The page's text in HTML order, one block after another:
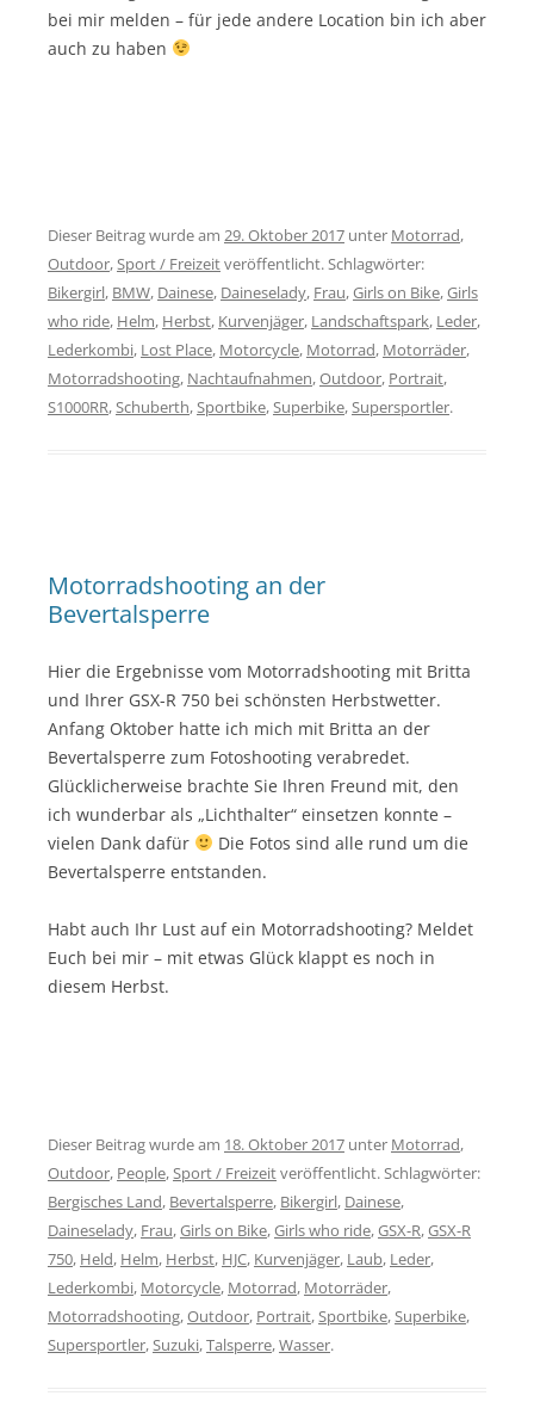
bei mir melden – für jede andere Location bin ich aber
auch zu haben
Dieser Beitrag wurde am 29. Oktober 2017unter Motorrad,
Outdoor,Sport / Freizeitveröffentlicht. Schlagwörter:
Bikergirl, BMW, Dainese, Daineselady, Frau,Girls on Bike,Girls
who ride, Helm, Herbst, Kurvenjäger, Landschaftspark, Leder,
Lederkombi, Lost Place, Motorcycle, Motorrad, Motorräder,
Motorradshooting, Nachtaufnahmen,Outdoor, Portrait,
S1000RR,Schuberth,Sportbike,Superbike,Supersportler.
Motorradshooting an der
Bevertalsperre
Hier die Ergebnisse vom Motorradshooting mit Britta
und Ihrer GSX-R 750 bei schönsten Herbstwetter.
Anfang Oktober hatte ich mich mit Britta an der
Bevertalsperre zum Fotoshooting verabredet.
Glücklicherweise brachte Sie Ihren Freund mit, den
ich wunderbar als „Lichthalter“ einsetzen konnte –
vielen Dank dafür
Die Fotos sind alle rund um die
Bevertalsperre entstanden.
Habt auch Ihr Lust auf ein Motorradshooting? Meldet
Euch bei mir – mit etwas Glück klappt es noch in
diesem Herbst.
Dieser Beitrag wurde am 18. Oktober 2017unter Motorrad,
Outdoor, People,Sport / Freizeitveröffentlicht. Schlagwörter:
Bergisches Land, Bevertalsperre, Bikergirl, Dainese,
Daineselady, Frau,Girls on Bike,Girls who ride,GSX-R,GSX-R
750, Held, Helm, Herbst, HJC, Kurvenjäger, Laub, Leder,
Lederkombi, Motorcycle, Motorrad, Motorräder,
Motorradshooting,Outdoor, Portrait,Sportbike,Superbike,
Supersportler,Suzuki,Talsperre,Wasser.